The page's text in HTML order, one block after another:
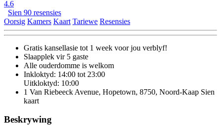
4.6
Sien 90 resensies
Oorsig Kamers Kaart Tariewe Resensies
Gratis kansellasie tot 1 week voor jou verblyf!
Slaapplek vir 5 gaste
Alle ouderdomme is welkom
Inkloktyd: 14:00 tot 23:00
Uitkloktyd: 10:00
1 Van Riebeeck Avenue, Hopetown, 8750, Noord-Kaap Sien
kaart
Beskrywing